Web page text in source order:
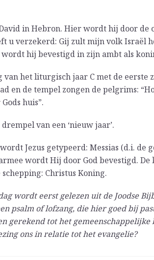
in Hebron. Hier wordt hij door de
u verzekerd: Gij zult mijn volk Israël
hij bevestigd in zijn ambt als
het liturgisch jaar C met de eerste
en de tempel zongen de pelgrims:
huis”.
van een ‘nieuw jaar’.
Jezus getypeerd: Messias (d.i. de
wordt Hij door God bevestigd. De
Christus Koning.
wordt eerst gelezen uit de Joodse
psalm of lofzang, die hier goed bij
gerekend tot het gemeenschappelijke
ons in relatie tot het evangelie?